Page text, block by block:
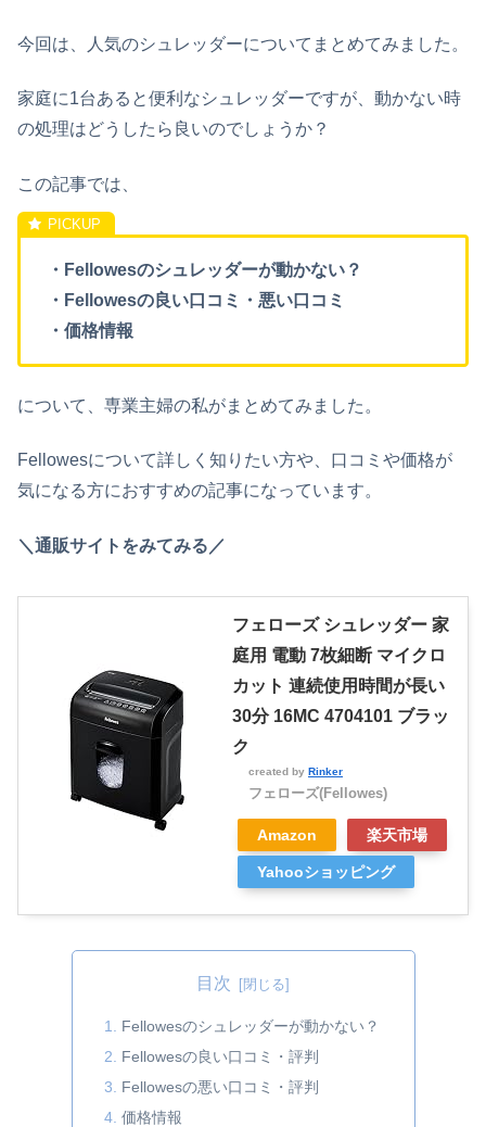
今回は、人気のシュレッダーについてまとめてみました。
家庭に1台あると便利なシュレッダーですが、動かない時
の処理はどうしたら良いのでしょうか？
この記事では、
・Fellowesのシュレッダーが動かない？
・Fellowesの良い口コミ・悪い口コミ
・価格情報
について、専業主婦の私がまとめてみました。
Fellowesについて詳しく知りたい方や、口コミや価格が
気になる方におすすめの記事になっています。
＼通販サイトをみてみる／
フェローズ シュレッダー 家
庭用 電動 7枚細断 マイクロ
カット 連続使用時間が長い
30分 16MC 4704101 ブラッ
ク
created by Rinker
フェローズ(Fellowes)
Amazon 楽天市場
Yahooショッピング
目次
Fellowesのシュレッダーが動かない？
Fellowesの良い口コミ・評判
Fellowesの悪い口コミ・評判
価格情報